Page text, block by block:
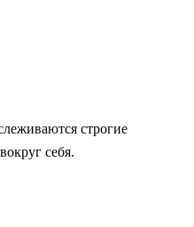
строгие
себя.